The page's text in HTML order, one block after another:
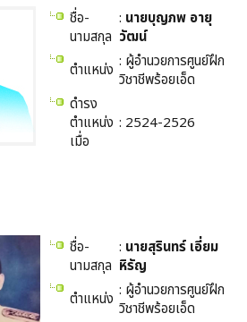
ชื่อ-
นามสกุล
: นายบุญภพ อายุ
วัฒน์
ตำแหน่ง : ผู้อำนวยการศูนย์ฝึก
วิชาชีพร้อยเอ็ด
ดำรง
ตำแหน่ง
เมื่อ
: 2524-2526
ชื่อ-
นามสกุล
: นายสุรินทร์ เอี่ยม
หิรัญ
ตำแหน่ง : ผู้อำนวยการศูนย์ฝึก
วิชาชีพร้อยเอ็ด